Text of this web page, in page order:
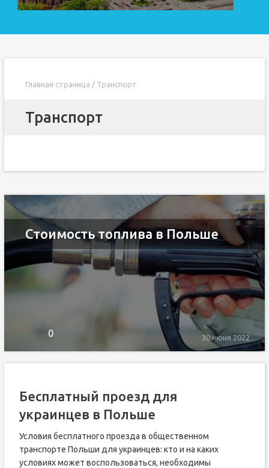
Главная страница / Транспорт
Транспорт
Стоимость топлива в Польше
0 30 июня 2022
Бесплатный проезд для
украинцев в Польше
Условия бесплатного проезда в общественном
транспорте Польши для украинцев: кто и на каких
условиях может воспользоваться, необходимы